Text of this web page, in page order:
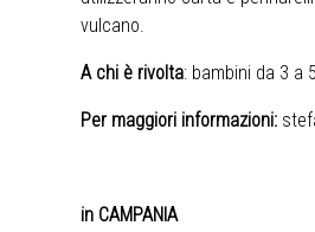
vulcano.
A chi è rivolta: bambini da 3 a
Per maggiori informazioni:
in CAMPANIA